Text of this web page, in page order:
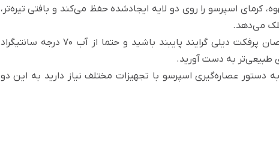
کرمای اسپرسو را روی دو لایه ایجادشده حفظ می‌کند و بافتی تیره‌تر،
بلک می‌دهد.
پرفکت دیلی گرایند
پایبند باشید و حتما از آب 70 درجه سانتیگراد
طبیعی‌تر به دست آورید.
به دستور عصاره‌گیری اسپرسو با تجهیزات مختلف نیاز دارید به این دو